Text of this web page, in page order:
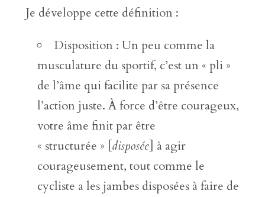
Je développe cette définition :
Disposition : Un peu comme la
musculature du sportif, c’est un « pli »
de l’âme qui facilite par sa présence
l’action juste. À force d’être courageux,
votre âme finit par être
« structurée » [disposée] à agir
courageusement, tout comme le
cycliste a les jambes disposées à faire de